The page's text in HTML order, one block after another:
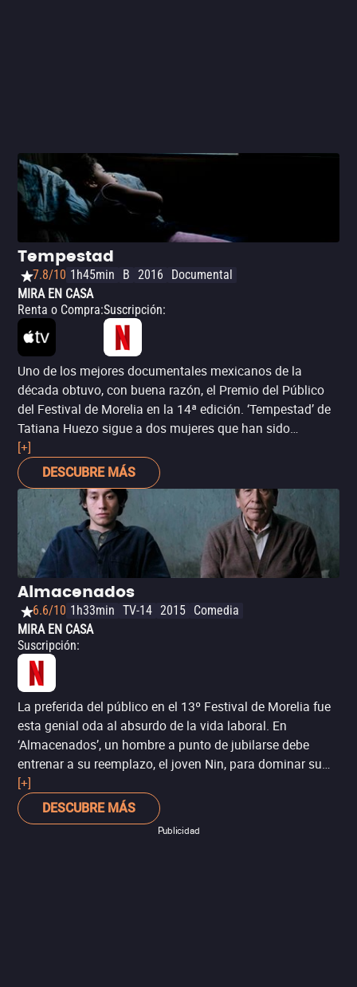
Tempestad
7.8/10 1h45min B 2016
Documental
MIRA EN CASA
Renta o Compra:Suscripción:
Uno de los mejores documentales mexicanos de la
década obtuvo, con buena razón, el Premio del Público
del Festival de Morelia en la 14ª edición. ‘Tempestad’ de
Tatiana Huezo sigue a dos mujeres que han sido
víctimas de la violencia y corrupción en México: una,
encarcelada injustamente; la otra, en busca de su hija
desaparecida.
[+]
DESCUBRE MÁS
Almacenados
6.6/10 1h33min TV-14 2015 Comedia
MIRA EN CASA
Suscripción:
La preferida del público en el 13º Festival de Morelia fue
esta genial oda al absurdo de la vida laboral. En
‘Almacenados’, un hombre a punto de jubilarse debe
entrenar a su reemplazo, el joven Nin, para dominar su
nuevo trabajo. Juntos pasan una semana encerrados en
un almacén, y forjan un lazo a pesar del tedio y las
disputas.
[+]
DESCUBRE MÁS
Publicidad